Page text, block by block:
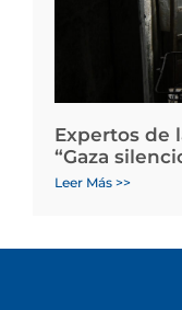
Expertos de
“Gaza
Leer Más >>